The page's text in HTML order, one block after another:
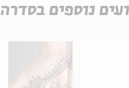
נוספים בסדרה